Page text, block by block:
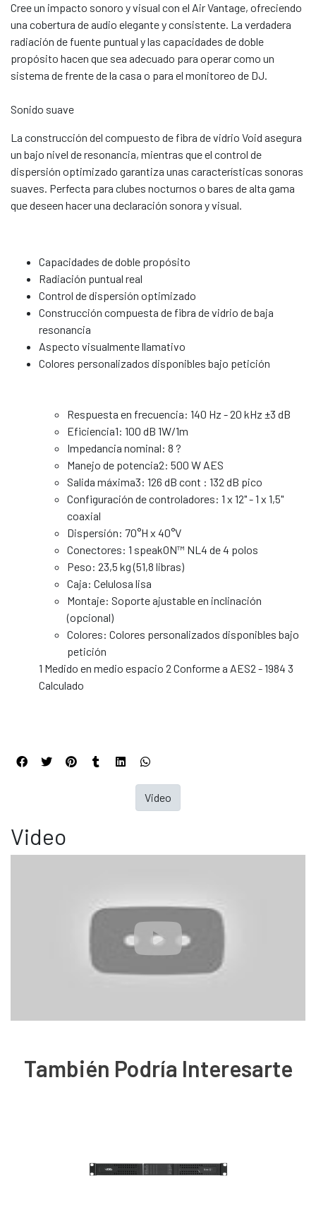
Cree un impacto sonoro y visual con el Air Vantage, ofreciendo
una cobertura de audio elegante y consistente. La verdadera
radiación de fuente puntual y las capacidades de doble
propósito hacen que sea adecuado para operar como un
sistema de frente de la casa o para el monitoreo de DJ.
Sonido suave
La construcción del compuesto de fibra de vidrio Void asegura
un bajo nivel de resonancia, mientras que el control de
dispersión optimizado garantiza unas características sonoras
suaves. Perfecta para clubes nocturnos o bares de alta gama
que deseen hacer una declaración sonora y visual.
Capacidades de doble propósito
Radiación puntual real
Control de dispersión optimizado
Construcción compuesta de fibra de vidrio de baja
resonancia
Aspecto visualmente llamativo
Colores personalizados disponibles bajo petición
Respuesta en frecuencia: 140 Hz - 20 kHz ±3 dB
Eficiencia1: 100 dB 1W/1m
Impedancia nominal: 8 ?
Manejo de potencia2: 500 W AES
Salida máxima3: 126 dB cont : 132 dB pico
Configuración de controladores: 1 x 12" - 1 x 1,5"
coaxial
Dispersión: 70°H x 40°V
Conectores: 1 speakON™ NL4 de 4 polos
Peso: 23,5 kg (51,8 libras)
Caja: Celulosa lisa
Montaje: Soporte ajustable en inclinación
(opcional)
Colores: Colores personalizados disponibles bajo
petición
1 Medido en medio espacio 2 Conforme a AES2 - 1984 3
Calculado
Video
Video
También Podría Interesarte